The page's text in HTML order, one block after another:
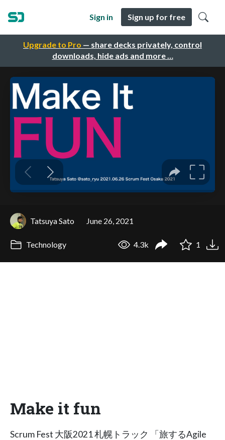
Upgrade to Pro — share decks privately, control
downloads, hide ads and more …
Sign in Sign up for free
Tatsuya Sato June 26, 2021
Technology 4.3k 1
Make it fun
Scrum Fest 大阪2021 札幌トラック 「旅するAgile